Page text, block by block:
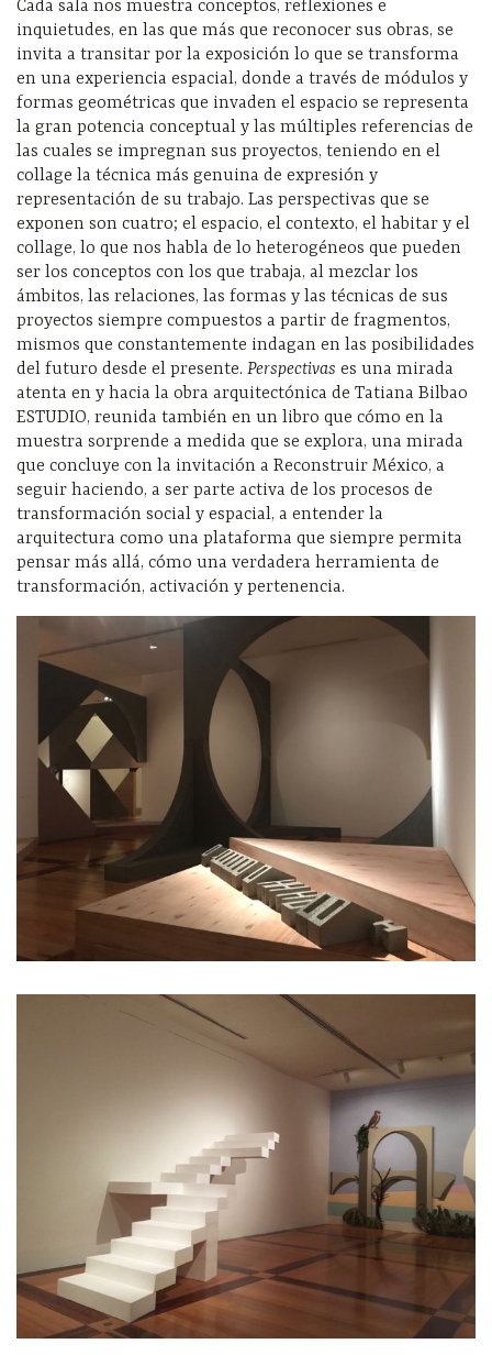
Cada sala nos muestra conceptos, reflexiones e
inquietudes, en las que más que reconocer sus obras, se
invita a transitar por la exposición lo que se transforma
en una experiencia espacial, donde a través de módulos y
formas geométricas que invaden el espacio se representa
la gran potencia conceptual y las múltiples referencias de
las cuales se impregnan sus proyectos, teniendo en el
collage la técnica más genuina de expresión y
representación de su trabajo. Las perspectivas que se
exponen son cuatro; el espacio, el contexto, el habitar y el
collage, lo que nos habla de lo heterogéneos que pueden
ser los conceptos con los que trabaja, al mezclar los
ámbitos, las relaciones, las formas y las técnicas de sus
proyectos siempre compuestos a partir de fragmentos,
mismos que constantemente indagan en las posibilidades
del futuro desde el presente. Perspectivas es una mirada
atenta en y hacia la obra arquitectónica de Tatiana Bilbao
ESTUDIO, reunida también en un libro que cómo en la
muestra sorprende a medida que se explora, una mirada
que concluye con la invitación a Reconstruir México, a
seguir haciendo, a ser parte activa de los procesos de
transformación social y espacial, a entender la
arquitectura como una plataforma que siempre permita
pensar más allá, cómo una verdadera herramienta de
transformación, activación y pertenencia.